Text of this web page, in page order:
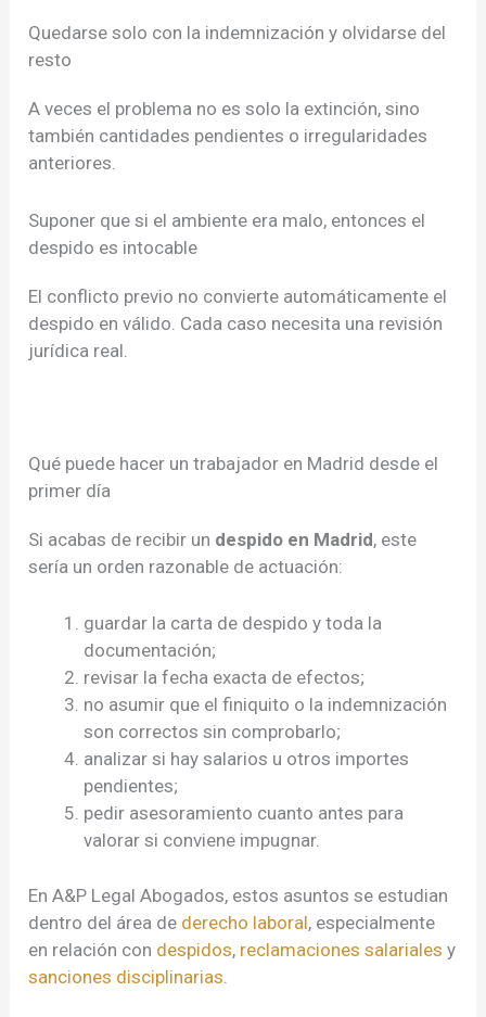
Quedarse solo con la indemnización y olvidarse del
resto
A veces el problema no es solo la extinción, sino
también cantidades pendientes o irregularidades
anteriores.
Suponer que si el ambiente era malo, entonces el
despido es intocable
El conflicto previo no convierte automáticamente el
despido en válido. Cada caso necesita una revisión
jurídica real.
Qué puede hacer un trabajador en Madrid desde el
primer día
Si acabas de recibir un despido en Madrid, este
sería un orden razonable de actuación:
guardar la carta de despido y toda la
documentación;
revisar la fecha exacta de efectos;
no asumir que el finiquito o la indemnización
son correctos sin comprobarlo;
analizar si hay salarios u otros importes
pendientes;
pedir asesoramiento cuanto antes para
valorar si conviene impugnar.
En A&P Legal Abogados, estos asuntos se estudian
dentro del área de derecho laboral, especialmente
en relación con despidos, reclamaciones salariales y
sanciones disciplinarias